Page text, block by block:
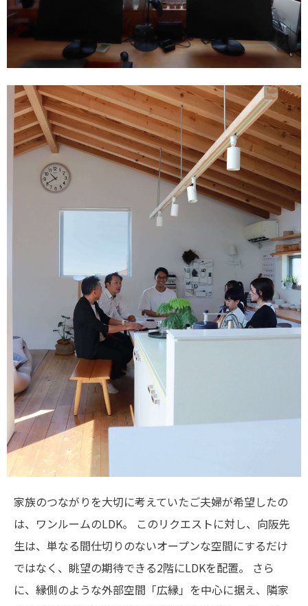
家族のつながりを大切に考えていたご夫婦が希望したの
は、ワンルームのLDK。
このリクエストに対し、向阪先
生は、単なる間仕切りのないオープンな空間にするだけ
ではなく、眺望の期待できる2階にLDKを配置。
さら
に、縁側のような外部空間「広縁」を中心に据え、隣家